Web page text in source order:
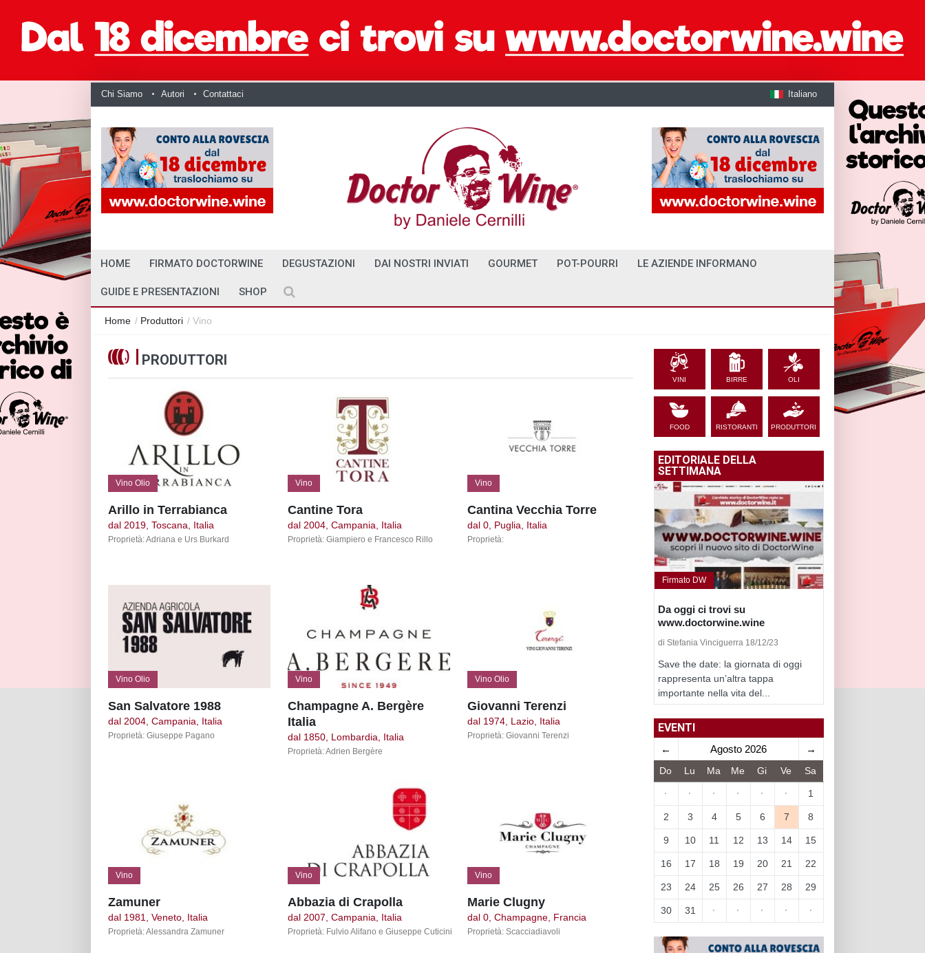
Chi Siamo Autori Contattaci Italiano
HOME FIRMATO DOCTORWINE DEGUSTAZIONI DAI NOSTRI INVIATI GOURMET POT-POURRI LE AZIENDE INFORMANO
GUIDE E PRESENTAZIONI SHOP
Home / Produttori / Vino
PRODUTTORI
Vino Olio
Arillo in Terrabianca
dal 2019, Toscana, Italia
Proprietà: Adriana e Urs Burkard
Vino
Cantine Tora
dal 2004, Campania, Italia
Proprietà: Giampiero e Francesco Rillo
Vino
Cantina Vecchia Torre
dal 0, Puglia, Italia
Proprietà:
Vino Olio
San Salvatore 1988
dal 2004, Campania, Italia
Proprietà: Giuseppe Pagano
Vino
Champagne A. Bergère
Italia
dal 1850, Lombardia, Italia
Proprietà: Adrien Bergère
Vino Olio
Giovanni Terenzi
dal 1974, Lazio, Italia
Proprietà: Giovanni Terenzi
Vino
Zamuner
dal 1981, Veneto, Italia
Proprietà: Alessandra Zamuner
Vino
Abbazia di Crapolla
dal 2007, Campania, Italia
Proprietà: Fulvio Alifano e Giuseppe Cuticini
Vino
Marie Clugny
dal 0, Champagne, Francia
Proprietà: Scacciadiavoli
VINI BIRRE OLI
FOOD RISTORANTI PRODUTTORI
EDITORIALE DELLA
SETTIMANA
Firmato DW
Da oggi ci trovi su
www.doctorwine.wine
di Stefania Vinciguerra 18/12/23
Save the date: la giornata di oggi
rappresenta un’altra tappa
importante nella vita del...
EVENTI
← Agosto 2026 →
Do Lu Ma Me Gi Ve Sa
· · · · · · 1
2 3 4 5 6 7 8
9 10 11 12 13 14 15
16 17 18 19 20 21 22
23 24 25 26 27 28 29
30 31 · · · · ·